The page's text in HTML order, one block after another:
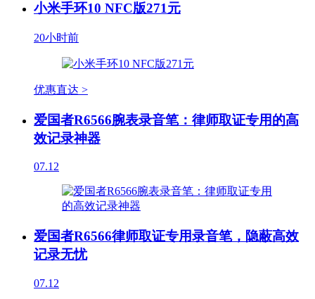
小米手环10 NFC版271元
20小时前
优惠直达 >
爱国者R6566腕表录音笔：律师取证专用的高
效记录神器
07.12
爱国者R6566律师取证专用录音笔，隐蔽高效
记录无忧
07.12